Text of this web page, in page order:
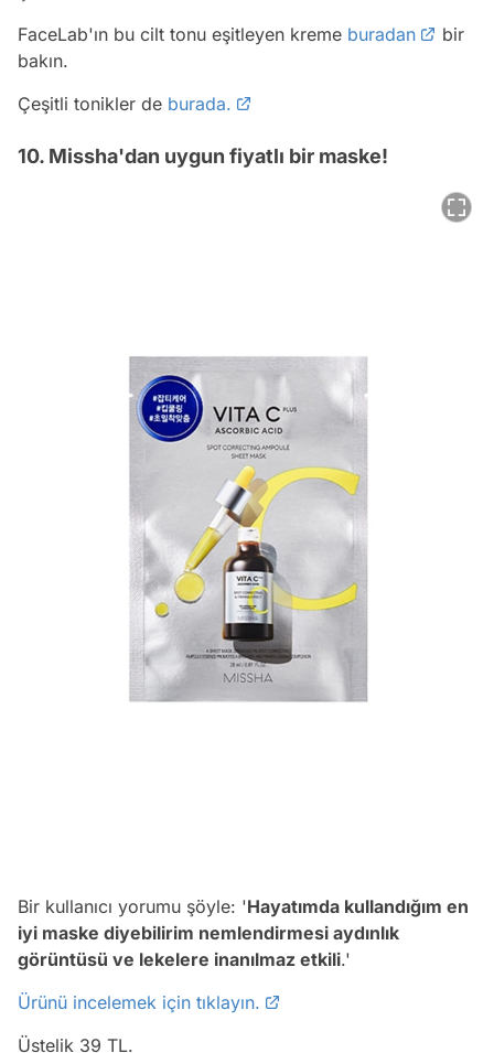
FaceLab'ın bu cilt tonu eşitleyen kreme buradan
bir
bakın.
Çeşitli tonikler de burada.
10. Missha'dan uygun fiyatlı bir maske!
Bir kullanıcı yorumu şöyle: 'Hayatımda kullandığım en
iyi maske diyebilirim nemlendirmesi aydınlık
görüntüsü ve lekelere inanılmaz etkili.'
Ürünü incelemek için tıklayın.
Üstelik 39 TL.